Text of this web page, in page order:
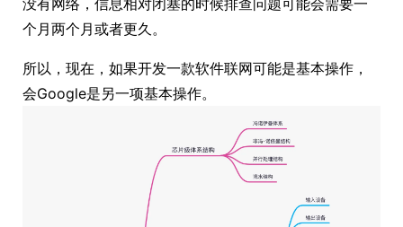
个月两个月或者更久。
所以，现在，如果开发一款软件联网可能是基本操作，
会Google是另一项基本操作。